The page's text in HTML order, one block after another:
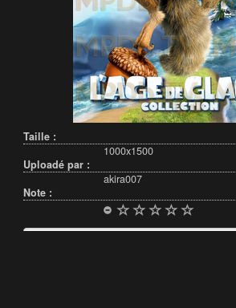
Taille :
1000x1500
Uploadé par :
akira007
Note :